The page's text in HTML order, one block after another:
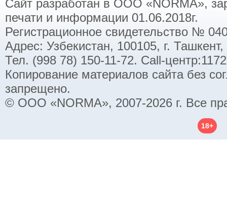
Сайт разработан в ООО «NORMA»,
печати и информации 01.06.2018г.
Регистрационное свидетельство №
Адрес: Узбекистан, 100105, г.
Тел. (998 78) 150-11-72. Call-
Копирование материалов сайта без
запрещено.
© ООО «NORMA», 2007-2026 г. Все
18+